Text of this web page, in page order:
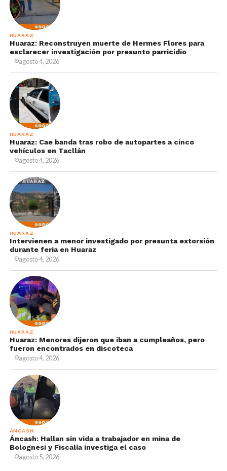
HUARAZ
Huaraz: Reconstruyen muerte de Hermes Flores para
esclarecer investigación por presunto parricidio
agosto 4, 2026
HUARAZ
Huaraz: Cae banda tras robo de autopartes a cinco
vehículos en Tacllán
agosto 4, 2026
HUARAZ
Intervienen a menor investigado por presunta extorsión
durante feria en Huaraz
agosto 4, 2026
HUARAZ
Huaraz: Menores dijeron que iban a cumpleaños, pero
fueron encontrados en discoteca
agosto 4, 2026
ÁNCASH
Áncash: Hallan sin vida a trabajador en mina de
Bolognesi y Fiscalía investiga el caso
agosto 5, 2026